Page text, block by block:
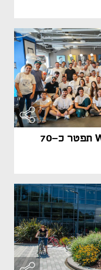
חברת הספורט-טק WSC Sports תפטר כ-70